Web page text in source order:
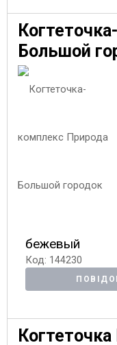
Большой
бежевый
Код: 144230